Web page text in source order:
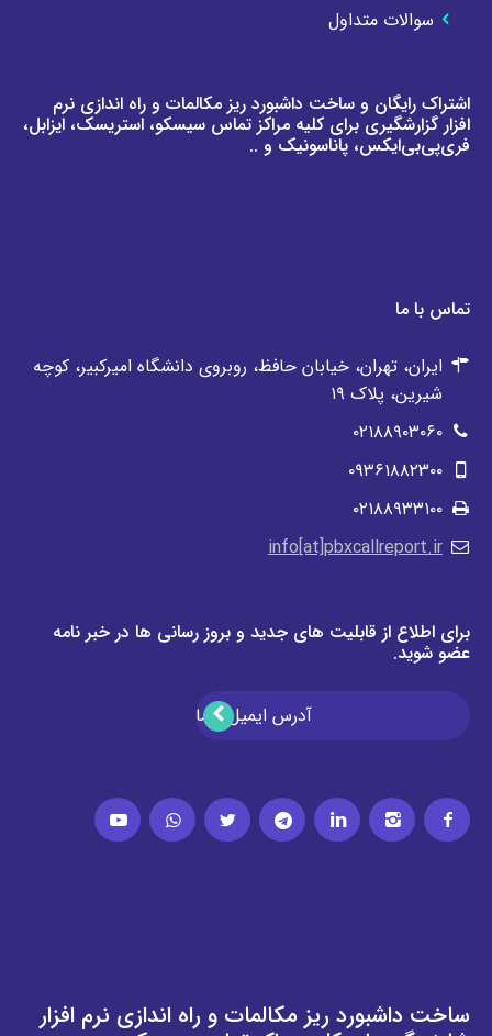
سوالات متداول
اشتراک رایگان و ساخت داشبورد ریز مکالمات و راه اندازی نرم
افزار گزارشگیری برای کلیه مراکز تماس سیسکو، استریسک، ایزابل،
فری‌پی‌بی‌ایکس، پاناسونیک و ..
تماس با ما
ایران، تهران، خیابان حافظ، روبروی دانشگاه امیرکبیر، کوچه
شیرین، پلاک ۱۹
۰۲۱۸۸۹۰۳۰۶۰
۰۹۳۶۱۸۸۲3۰۰
۰۲۱۸۸۹۳۳۱۰۰
info[at]pbxcallreport.ir
برای اطلاع از قابلیت های جدید و بروز رسانی ها در خبر نامه
عضو شوید.
ساخت داشبورد ریز مکالمات و راه اندازی نرم افزار